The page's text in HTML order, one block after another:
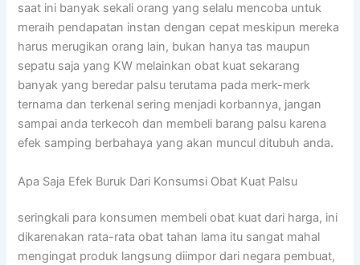
saat ini banyak sekali orang yang selalu mencoba untuk
meraih pendapatan instan dengan cepat meskipun mereka
harus merugikan orang lain, bukan hanya tas maupun
sepatu saja yang KW melainkan obat kuat sekarang
banyak yang beredar palsu terutama pada merk-merk
ternama dan terkenal sering menjadi korbannya, jangan
sampai anda terkecoh dan membeli barang palsu karena
efek samping berbahaya yang akan muncul ditubuh anda.
Apa Saja Efek Buruk Dari Konsumsi Obat Kuat Palsu
seringkali para konsumen membeli obat kuat dari harga, ini
dikarenakan rata-rata obat tahan lama itu sangat mahal
mengingat produk langsung diimpor dari negara pembuat,